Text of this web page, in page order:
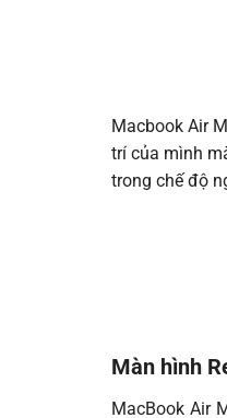
Macbook Air
trí của mình
trong chế độ
Màn hình
MacBook Air